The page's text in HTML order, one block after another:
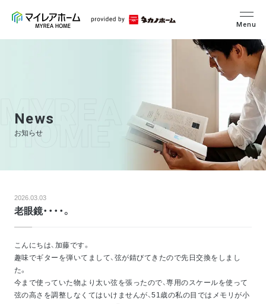
Menu
News
お知らせ
2026.03.03
老眼鏡・・・・。
こんにちは、加藤です。
趣味でギターを弾いてまして、弦が錆びてきたので先日交換をしまし
た。
今まで使っていた物より太い弦を張ったので、専用のスケールを使って
弦の高さを調整しなくてはいけませんが、51歳の私の目ではメモリが小